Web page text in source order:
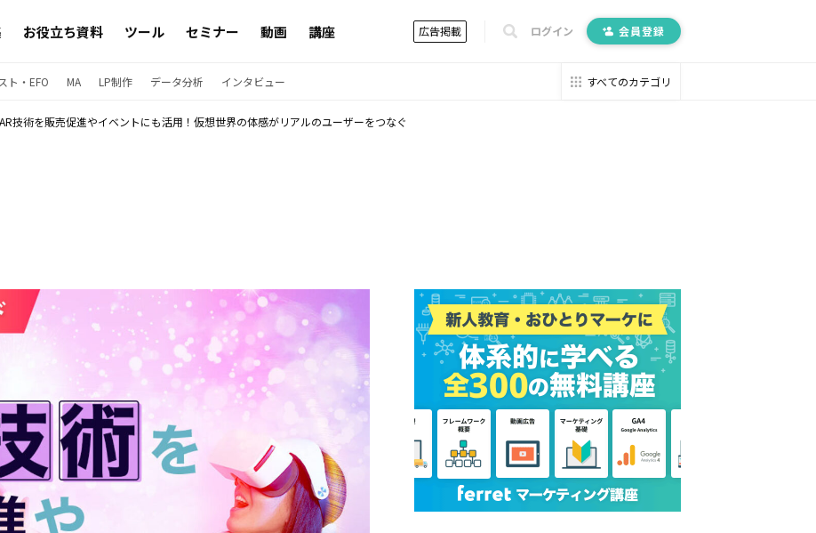
お役立ち資料 ツール セミナー 動画 講座 広告掲載 ログイン 会員登録
ト・EFO MA LP制作 データ分析 インタビュー すべてのカテゴリ
AR技術を販売促進やイベントにも活用！仮想世界の体感がリアルのユーザーをつなぐ